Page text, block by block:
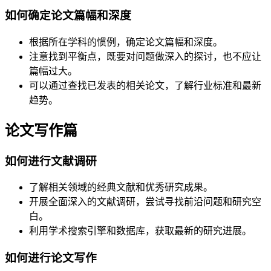
如何确定论文篇幅和深度
根据所在学科的惯例，确定论文篇幅和深度。
注意找到平衡点，既要对问题做深入的探讨，也不应让
篇幅过大。
可以通过查找已发表的相关论文，了解行业标准和最新
趋势。
论文写作篇
如何进行文献调研
了解相关领域的经典文献和优秀研究成果。
开展全面深入的文献调研，尝试寻找前沿问题和研究空
白。
利用学术搜索引擎和数据库，获取最新的研究进展。
如何进行论文写作